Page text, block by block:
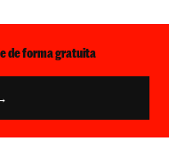
de forma gratuita